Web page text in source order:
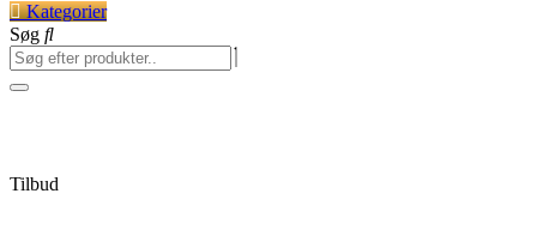
Kategorier
Søg
Tilbud